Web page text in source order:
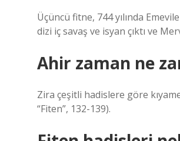
Üçüncü fitne, 744 yılında
dizi iç savaş ve isyan çıktı ve
Ahir zaman ne
Zira çeşitli hadislere göre
“Fiten”, 132-139).